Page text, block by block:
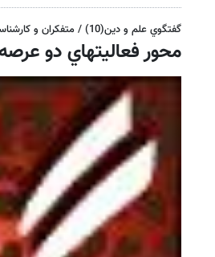
گفتگوي علم و دين(10) / متفكران و كارشناسان علم و دين در گفتگو با "مهر":
محور فعاليتهاي دو